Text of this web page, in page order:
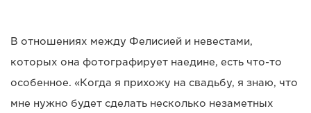
В отношениях между Фелисией и невестами,
которых она фотографирует наедине, есть что-то
особенное. «Когда я прихожу на свадьбу, я знаю, что
мне нужно будет сделать несколько незаметных